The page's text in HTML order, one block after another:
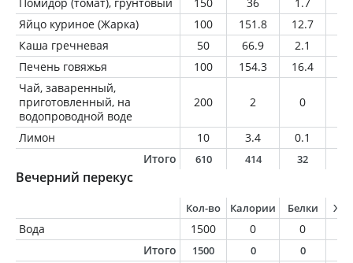
Яйцо куриное (Жарка)
100 151.8 12.7
Каша гречневая
50 66.9 2.1
Печень говяжья
100 154.3 16.4
Чай, заваренный,
приготовленный, на
водопроводной воде
200 2 0
Лимон 10 3.4 0.1
Итого
610 414 32
Вечерний перекус
Кол-во Калории Белки
Вода 1500 0 0
Итого
1500 0 0